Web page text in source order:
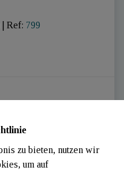
zu bieten, nutzen wir
um auf
Ref: 799